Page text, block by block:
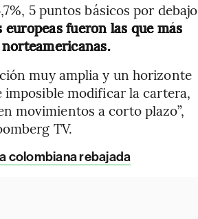
5 puntos básicos por debajo
europeas fueron las que más
muy amplia y un horizonte
imposible modificar la cartera,
movimientos a corto plazo”,
TV.
colombiana rebajada